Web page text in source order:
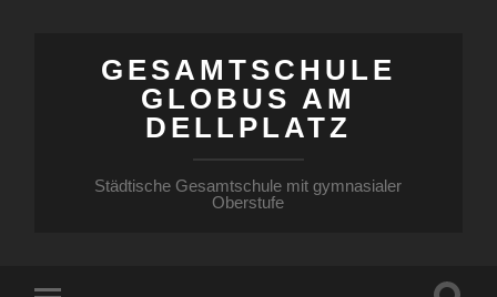
GESAMTSCHULE
GLOBUS AM
DELLPLATZ
Städtische Gesamtschule mit gymnasialer
Oberstufe